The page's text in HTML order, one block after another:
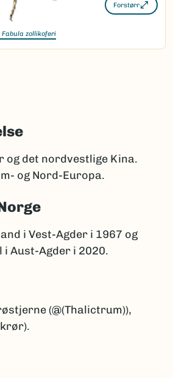
Forstørr
Fabula zollikoferi
og det nordvestlige Kina.
og Nord-Europa.
i Vest-Agder i 1967 og
i Aust-Agder i 2020.
(@(Thalictrum)),